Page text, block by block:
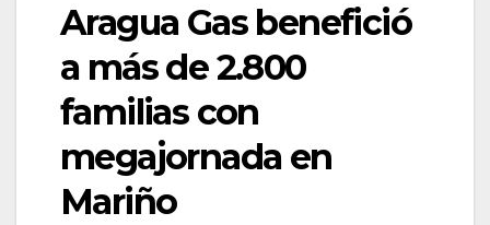
Aragua Gas benefició
a más de 2.800
familias con
megajornada en
Mariño